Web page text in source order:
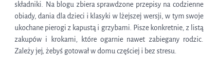
składniki. Na blogu zbiera sprawdzone przepisy na codzienne
obiady, dania dla dzieci i klasyki w lżejszej wersji, w tym swoje
ukochane pierogi z kapustą i grzybami. Pisze konkretnie, z listą
zakupów i krokami, które ogarnie nawet zabiegany rodzic.
Zależy jej, żebyś gotował w domu częściej i bez stresu.